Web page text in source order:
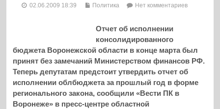
02.06.2009 18:39 Политика Нет комментариев
Отчет об исполнении
консолидированного
бюджета Воронежской области в конце марта был
принят без замечаний Министерством финансов РФ.
Теперь депутатам предстоит утвердить отчет об
исполнении облбюджета за прошлый год в форме
регионального закона, сообщили «Вести ПК в
Воронеже» в пресс-центре областной